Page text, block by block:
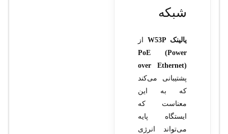
شبکه
یالینک W53P
از
PoE (Power
over Ethernet)
پشتیبانی می‌کند
که به این
معناست که
ایستگاه پایه
می‌تواند انرژی